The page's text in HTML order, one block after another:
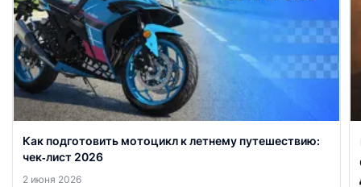
Как подготовить мотоцикл к летнему путешествию:
чек‑лист 2026
2 июня 2026